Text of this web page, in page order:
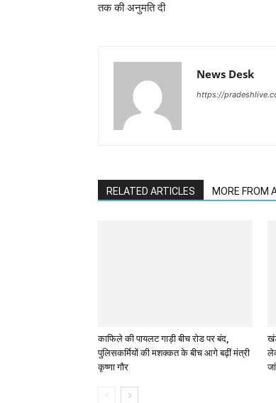
तक की अनुमति दी
News Desk
https://
RELATED ARTICLES MORE FROM
काफिले की पायलट गाड़ी बीच रोड पर बंद,
पुलिसकर्मियों की मशक्कत के बीच आगे बढ़ीं मंत्री
कृष्णा गौर